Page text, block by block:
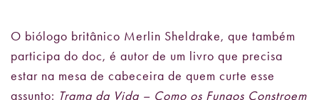
O biólogo britânico Merlin Sheldrake, que também
participa do doc, é autor de um livro que precisa
estar na mesa de cabeceira de quem curte esse
assunto: Trama da Vida – Como os Fungos Constroem